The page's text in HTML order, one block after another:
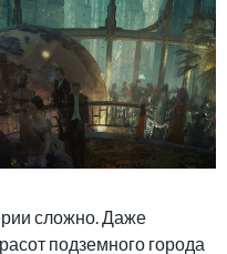
сложно. Даже
подземного города